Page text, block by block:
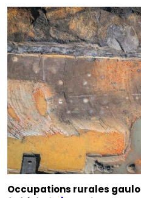
Occupations rurales